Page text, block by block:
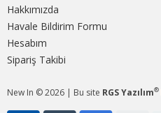
Hakkımızda
Havale Bildirim Formu
Hesabım
Sipariş Takibi
New In © 2026 | Bu site RGS Yazılım®